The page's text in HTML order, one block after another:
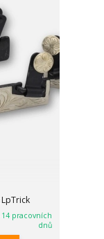
14 pracovních
dnů